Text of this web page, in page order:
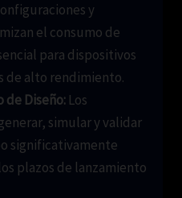
y
el consumo de
para dispositivos
de alto rendimiento.
de Diseño: Los
simular y validar
significativamente
plazos de lanzamiento